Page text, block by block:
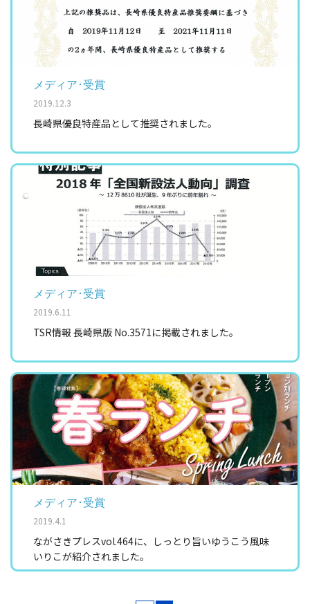
メディア･受賞
2019.12.3
長崎県優良特産品として推奨されました。
メディア･受賞
2019.6.11
TSR情報 長崎県版 No.3571に掲載されました。
メディア･受賞
2019.4.1
ながさきプレスvol.464に、しっとり旨いゆうこう風味
いりこが紹介されました。